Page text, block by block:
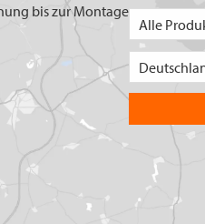
bis zur Montage